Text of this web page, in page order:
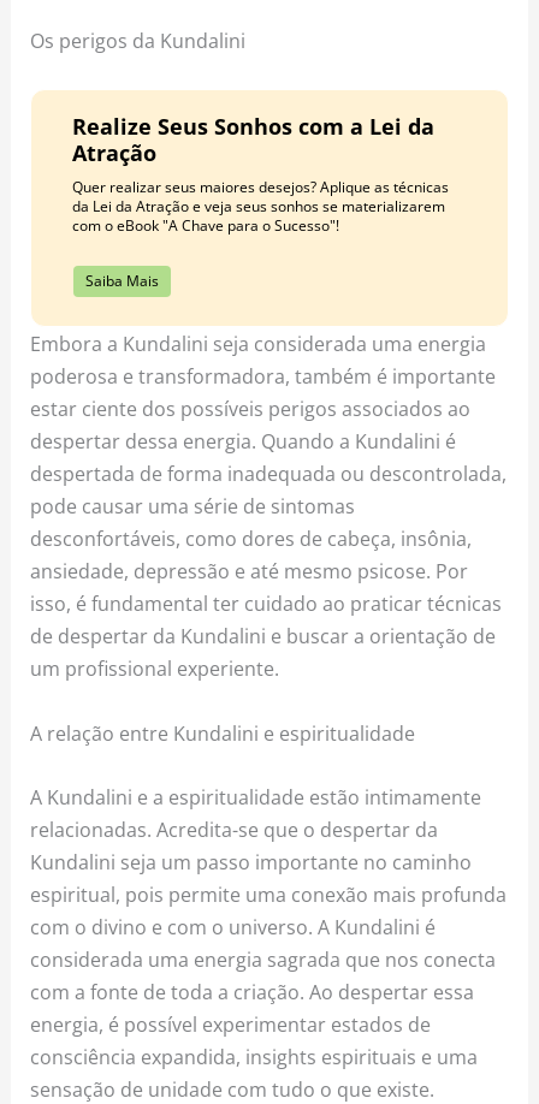
Os perigos da Kundalini
Realize Seus Sonhos com a Lei da
Atração
Quer realizar seus maiores desejos? Aplique as técnicas
da Lei da Atração e veja seus sonhos se materializarem
com o eBook "A Chave para o Sucesso"!
Saiba Mais
Embora a Kundalini seja considerada uma energia
poderosa e transformadora, também é importante
estar ciente dos possíveis perigos associados ao
despertar dessa energia. Quando a Kundalini é
despertada de forma inadequada ou descontrolada,
pode causar uma série de sintomas
desconfortáveis, como dores de cabeça, insônia,
ansiedade, depressão e até mesmo psicose. Por
isso, é fundamental ter cuidado ao praticar técnicas
de despertar da Kundalini e buscar a orientação de
um profissional experiente.
A relação entre Kundalini e espiritualidade
A Kundalini e a espiritualidade estão intimamente
relacionadas. Acredita-se que o despertar da
Kundalini seja um passo importante no caminho
espiritual, pois permite uma conexão mais profunda
com o divino e com o universo. A Kundalini é
considerada uma energia sagrada que nos conecta
com a fonte de toda a criação. Ao despertar essa
energia, é possível experimentar estados de
consciência expandida, insights espirituais e uma
sensação de unidade com tudo o que existe.